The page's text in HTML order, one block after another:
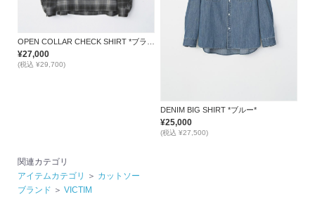
OPEN COLLAR CHECK SHIRT *ブラック*
¥27,000
(税込 ¥29,700)
DENIM BIG SHIRT *ブルー*
¥25,000
(税込 ¥27,500)
関連カテゴリ
アイテムカテゴリ
＞ カットソー
ブランド ＞ VICTIM